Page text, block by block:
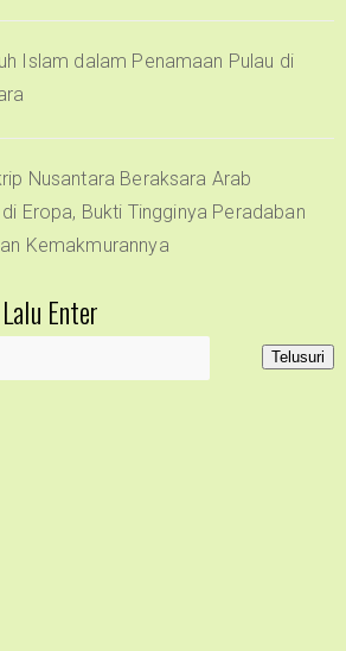
Islam dalam Penamaan Pulau di
Nusantara Beraksara Arab
Eropa, Bukti Tingginya Peradaban
Kemakmurannya
Enter